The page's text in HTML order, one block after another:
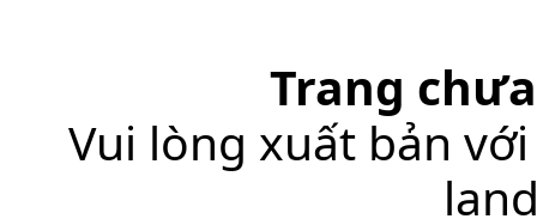
Trang
Vui lòng xuất bản